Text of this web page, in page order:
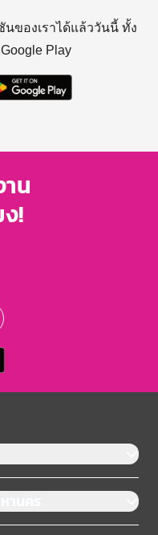
นของเราได้แล้ววันนี้ ทั้ง
Play
น
!
นคร